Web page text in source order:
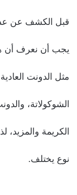
قبل الكشف عن
يجب أن نعرف أن
مثل الدونت
الشوكولاتة،
الكريمة
نوع يختلف.